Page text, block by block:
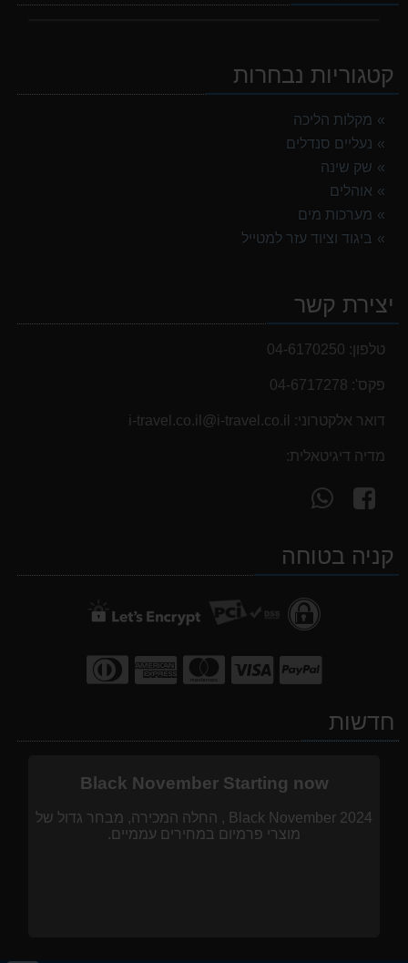
קטגוריות נבחרות
מקלות הליכה
נעליים סנדלים
שק שינה
אוהלים
מערכות מים
ביגוד וציוד עזר למטייל
יצירת קשר
טלפון: 04-6170250
פקס': 04-6717278
דואר אלקטרוני: i-travel.co.il@i-travel.co.il
מדיה דיגיטאלית:
עקוב
אחרינו
facebook
WhatsAppקניה בטוחה
חדשות
Black November Starting now
Black November 2024 , החלה המכירה, מבחר גדול של
מוצרי פרמיום במחירים עממיים.